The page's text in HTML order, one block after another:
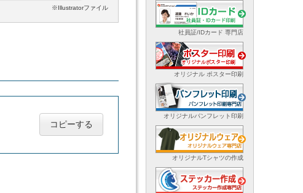
※Illustratorファイル
コピーする
社員証/IDカード 専門店
オリジナル ポスター印刷
オリジナルパンフレット印刷
オリジナルTシャツの作成